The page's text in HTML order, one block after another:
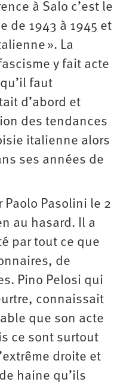
à Salo c’est le
de 1943 à 1945 et
». La
y fait acte
faut
d’abord et
des tendances
italienne alors
ses années de
Paolo Pasolini le 2
au hasard. Il a
par tout ce que
de
Pino Pelosi qui
connaissait
que son acte
ce sont surtout
droite et
haine qu’ils